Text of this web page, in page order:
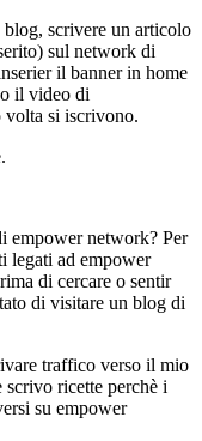
scrivere un articolo
sul network di
il banner in home
il video di
volta si iscrivono.
empower network? Per
legati ad empower
di cercare o sentir
di visitare un blog di
traffico verso il mio
scrivo ricette perchè i
su empower